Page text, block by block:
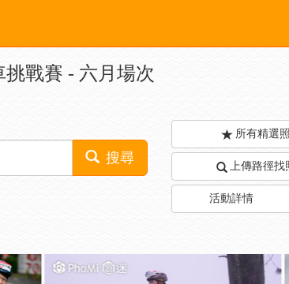
挑戰賽 - 六月場次
搜尋
所有精選
上傳路徑找
活動詳情